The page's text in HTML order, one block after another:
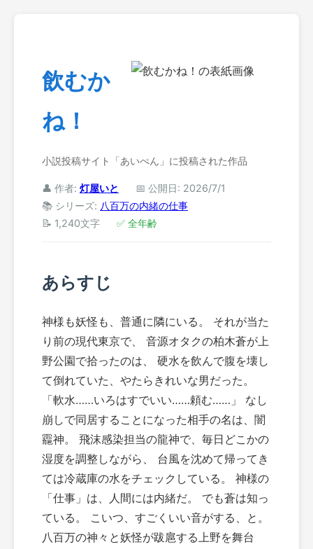
飲むか
ね！
小説投稿サイト「あいぺん」に投稿された作品
👤 作者: 灯屋いと
📅 公開日: 2026/7/1
📚 シリーズ: 八百万の内緒の仕事
📝 1,240文字
✅ 全年齢
あらすじ
神様も妖怪も、普通に隣にいる。 それが当た
り前の現代東京で、 音源オタクの柏木蒼が上
野公園で拾ったのは、 硬水を飲んで腹を壊し
て倒れていた、やたらきれいな男だった。
「軟水……いろはすでいい……頼む……」 なし
崩しで同居することになった相手の名は、闇
龗神。 飛沫感染担当の龍神で、毎日どこかの
湿度を調整しながら、 台風を沈めて帰ってき
ては冷蔵庫の水をチェックしている。 神様の
「仕事」は、人間には内緒だ。 でも蒼は知っ
ている。 こいつ、すごくいい音がする、と。
八百万の神々と妖怪が跋扈する上野を舞台